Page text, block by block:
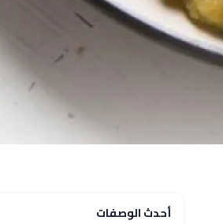
أحدث الوصفات